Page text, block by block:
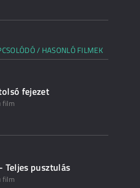
/ HASONLÓ FILMEK
fejezet
film
Teljes pusztulás
film